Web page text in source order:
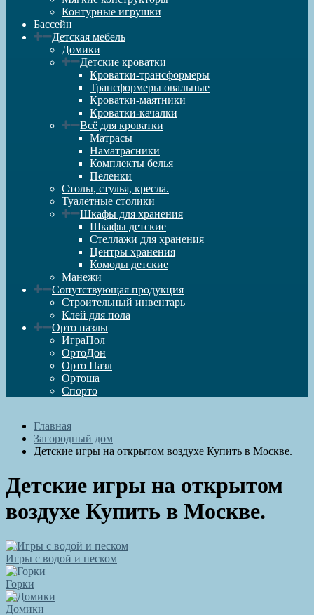
Контурные игрушки
Бассейн
Детская мебель
Домики
Детские кроватки
Кроватки-трансформеры
Трансформеры овальные
Кроватки-маятники
Кроватки-качалки
Всё для кроватки
Матрасы
Наматрасники
Комплекты белья
Пеленки
Столы, стулья, кресла.
Туалетные столики
Шкафы для хранения
Шкафы детские
Стеллажи для хранения
Центры хранения
Комоды детские
Манежи
Сопутствующая продукция
Строительный инвентарь
Клей для пола
Орто пазлы
ИграПол
ОртоДон
Орто Пазл
Ортоша
Спорто
Главная
Загородный дом
Детские игры на открытом воздухе Купить в Москве.
Детские игры на открытом
воздухе Купить в Москве.
Игры с водой и песком
Горки
Домики